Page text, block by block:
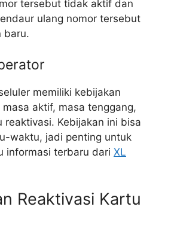
tersebut tidak aktif dan
ulang nomor tersebut
baru.
memiliki kebijakan
aktif, masa tenggang,
reaktivasi. Kebijakan ini bisa
waktu, jadi penting untuk
informasi terbaru dari XL
Reaktivasi Kartu